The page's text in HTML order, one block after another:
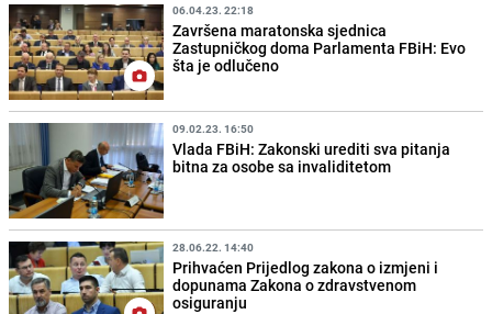
06.04.23. 22:18
Završena maratonska sjednica
Zastupničkog doma Parlamenta FBiH: Evo
šta je odlučeno
09.02.23. 16:50
Vlada FBiH: Zakonski urediti sva pitanja
bitna za osobe sa invaliditetom
28.06.22. 14:40
Prihvaćen Prijedlog zakona o izmjeni i
dopunama Zakona o zdravstvenom
osiguranju